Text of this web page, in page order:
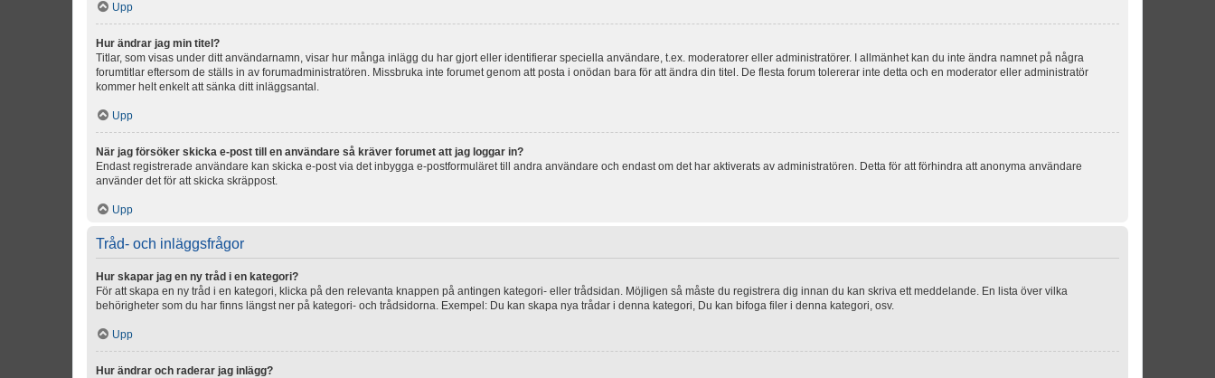
Upp
Hur ändrar jag min titel?
Titlar, som visas under ditt användarnamn, visar hur många inlägg du har gjort eller identifierar speciella användare, t.ex. moderatorer eller administratörer. I allmänhet kan du inte ändra namnet på några
forumtitlar eftersom de ställs in av forumadministratören. Missbruka inte forumet genom att posta i onödan bara för att ändra din titel. De flesta forum tolererar inte detta och en moderator eller administratör
kommer helt enkelt att sänka ditt inläggsantal.
Upp
När jag försöker skicka e-post till en användare så kräver forumet att jag loggar in?
Endast registrerade användare kan skicka e-post via det inbygga e-postformuläret till andra användare och endast om det har aktiverats av administratören. Detta för att förhindra att anonyma användare
använder det för att skicka skräppost.
Upp
Tråd- och inläggsfrågor
Hur skapar jag en ny tråd i en kategori?
För att skapa en ny tråd i en kategori, klicka på den relevanta knappen på antingen kategori- eller trådsidan. Möjligen så måste du registrera dig innan du kan skriva ett meddelande. En lista över vilka
behörigheter som du har finns längst ner på kategori- och trådsidorna. Exempel: Du kan skapa nya trådar i denna kategori, Du kan bifoga filer i denna kategori, osv.
Upp
Hur ändrar och raderar jag inlägg?